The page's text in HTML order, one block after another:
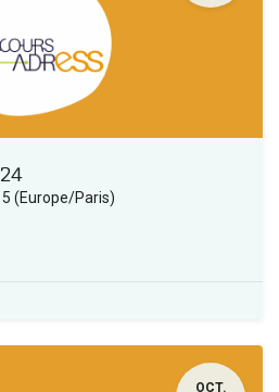
(Europe/Paris)
OCT.